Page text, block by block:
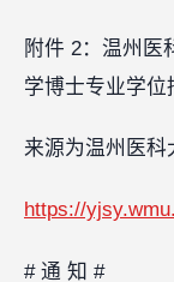
附件 2：温州医
学博士专业学
来源为温州医科
https://
# 通 知 #